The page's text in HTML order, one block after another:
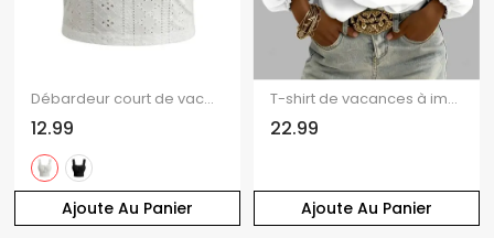
Ajoute Au Panier
Débardeur court de vacances à volants et œillets, nœud papillon, couleur unie
12.99
Ajoute Au Panier
T-shirt de vacances à imprimé feuilles, col en V et manches lanternes
22.99